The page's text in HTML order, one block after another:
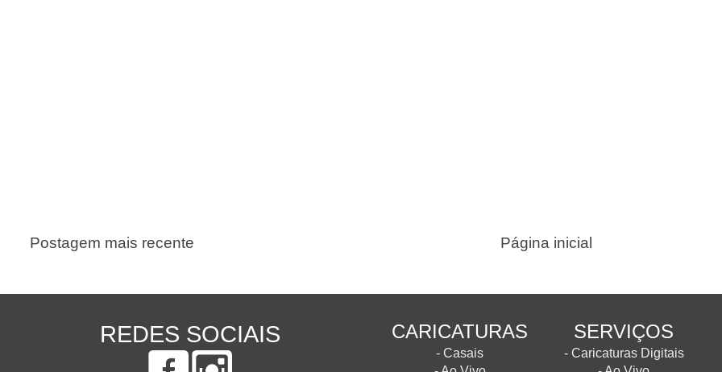
Postagem mais recente Página inicial
REDES SOCIAIS CARICATURAS
- Casais
SERVIÇOS
- Caricaturas Digitais